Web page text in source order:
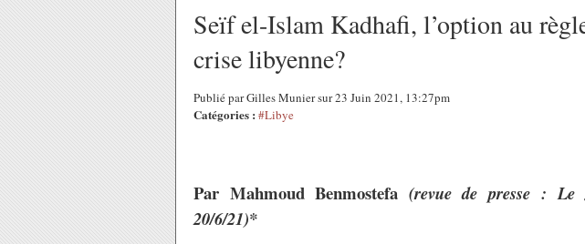
Seïf el-Islam Kadhafi, l’option au
crise libyenne?
Publié par Gilles Munier sur 23 Juin 2021, 13:27pm
Catégories : #Libye
Par Mahmoud Benmostefa (revue de presse : Le
20/6/21)*